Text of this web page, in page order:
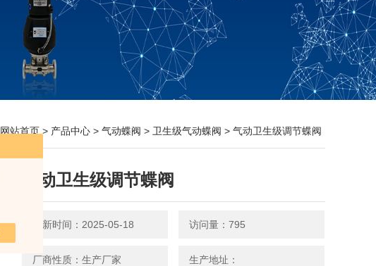
网站首页 > 产品中心 > 气动蝶阀 > 卫生级气动蝶阀 > 气动卫生级调节蝶阀
气动卫生级调节蝶阀
更新时间：2025-05-18 访问量：795
厂商性质：生产厂家 生产地址：